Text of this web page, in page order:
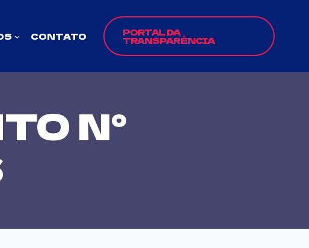
CONTATO PORTAL DA
TRANSPARÊNCIA
N°